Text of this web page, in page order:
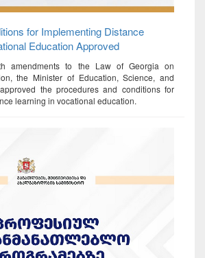
for Implementing Distance
Education Approved
amendments to the Law of Georgia on
the Minister of Education, Science, and
the procedures and conditions for
learning in vocational education.